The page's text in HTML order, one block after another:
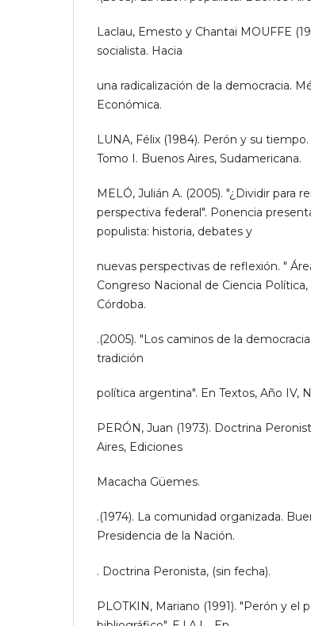
Laclau, Emesto y Chantai MOUFFE
socialista. Hacia
una radicalización de la democracia.
Económica.
LUNA, Félix (1984). Perón y su
Tomo I. Buenos Aires, Sudamericana.
MELÓ, Julián A. (2005). "¿Dividir para
perspectiva federal". Ponencia
populista: historia, debates y
nuevas perspectivas de reflexión. "
Congreso Nacional de Ciencia
Córdoba.
.(2005). "Los caminos de la
tradición
política argentina". En Textos, Año IV,
PERÓN, Juan (1973). Doctrina
Aires, Ediciones
Macacha Güemes.
.(1974). La comunidad organizada.
Presidencia de la Nación.
. Doctrina Peronista, (sin fecha).
PLOTKIN, Mariano (1991). "Perón y el